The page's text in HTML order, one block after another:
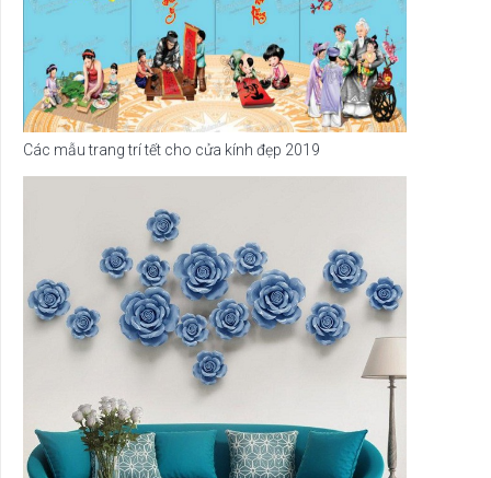
Các mẫu trang trí tết cho cửa kính đẹp 2019